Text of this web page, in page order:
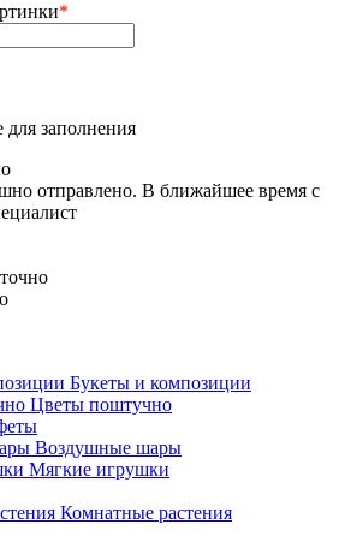
*
для заполнения
отправлено. В ближайшее время с
Букеты и композиции
Цветы поштучно
Воздушные шары
Мягкие игрушки
Комнатные растения